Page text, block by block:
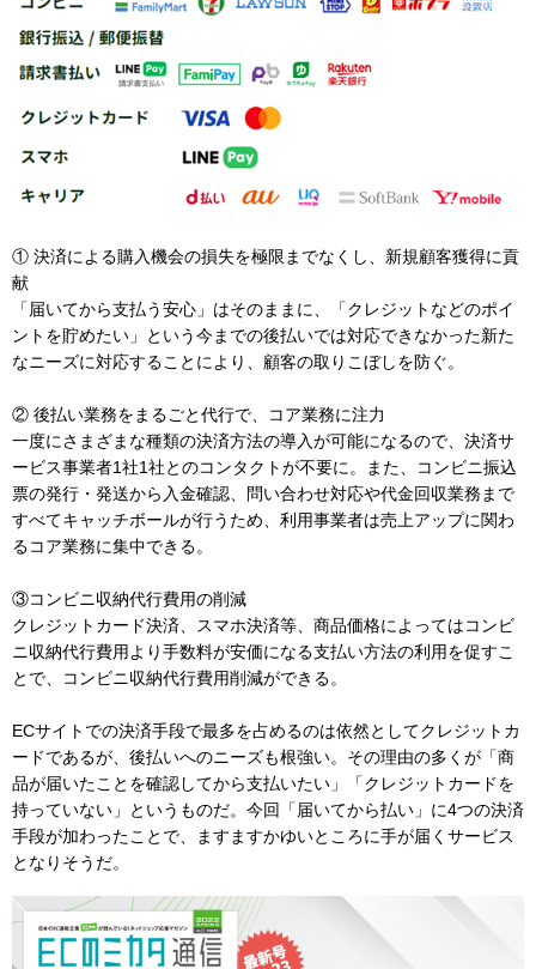
① 決済による購入機会の損失を極限までなくし、新規顧客獲得に貢
献
「届いてから支払う安心」はそのままに、「クレジットなどのポイ
ントを貯めたい」という今までの後払いでは対応できなかった新た
なニーズに対応することにより、顧客の取りこぼしを防ぐ。
② 後払い業務をまるごと代行で、コア業務に注力
一度にさまざまな種類の決済方法の導入が可能になるので、決済サ
ービス事業者1社1社とのコンタクトが不要に。また、コンビニ振込
票の発行・発送から入金確認、問い合わせ対応や代金回収業務まで
すべてキャッチボールが行うため、利用事業者は売上アップに関わ
るコア業務に集中できる。
③コンビニ収納代行費用の削減
クレジットカード決済、スマホ決済等、商品価格によってはコンビ
ニ収納代行費用より手数料が安価になる支払い方法の利用を促すこ
とで、コンビニ収納代行費用削減ができる。
ECサイトでの決済手段で最多を占めるのは依然としてクレジットカ
ードであるが、後払いへのニーズも根強い。その理由の多くが「商
品が届いたことを確認してから支払いたい」「クレジットカードを
持っていない」というものだ。今回「届いてから払い」に4つの決済
手段が加わったことで、ますますかゆいところに手が届くサービス
となりそうだ。